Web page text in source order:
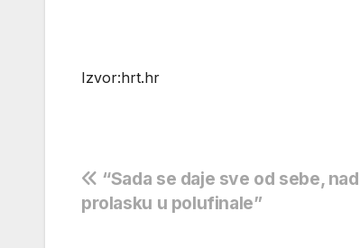
Izvor:hrt.hr
Navigacija
objava
“Sada se daje sve od sebe,
prolasku u polufinale”